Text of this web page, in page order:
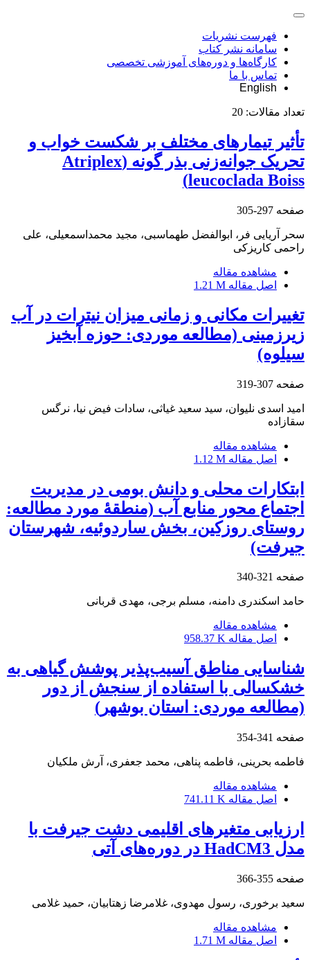
فهرست نشریات
سامانه نشر کتاب
کارگاه‌ها و دوره‌های آموزشی تخصصی
تماس با ما
English
تعداد مقالات: 20
تأثیر تیمار‌های مختلف بر شکست خواب و
تحریک جوانه‌زنی بذر گونه (Atriplex
leucoclada Boiss)
صفحه 297-305
سحر آریایی فر، ابوالفضل طهماسبی، مجید محمداسمعیلی، علی
راحمی کاریزکی
مشاهده مقاله
اصل مقاله 1.21 M
تغییرات مکانی و زمانی میزان نیترات در آب
زیرزمینی (مطالعه موردی: حوزه آبخیز
سیلوه)
صفحه 307-319
امید اسدی نلیوان، سید سعید غیاثی، سادات فیض نیا، نرگس
سقازاده
مشاهده مقاله
اصل مقاله 1.12 M
ابتکارات محلی و دانش بومی در مدیریت
اجتماع محور منابع آب (منطقۀ مورد مطالعه:
روستای روزکین، بخش ساردوئیه، شهرستان
جیرفت)
صفحه 321-340
حامد اسکندری دامنه، مسلم برجی، مهدی قربانی
مشاهده مقاله
اصل مقاله 958.37 K
شناسایی مناطق آسیب‌پذیر پوشش گیاهی به
خشکسالی با استفاده از سنجش از دور
(مطالعه موردی: استان بوشهر)
صفحه 341-354
فاطمه بحرینی، فاطمه پناهی، محمد جعفری، آرش ملکیان
مشاهده مقاله
اصل مقاله 741.11 K
ارزیابی متغیرهای اقلیمی دشت جیرفت با
مدل HadCM3 در دوره‌های آتی
صفحه 355-366
سعید برخوری، رسول مهدوی، غلامرضا زهتابیان، حمید غلامی
مشاهده مقاله
اصل مقاله 1.71 M